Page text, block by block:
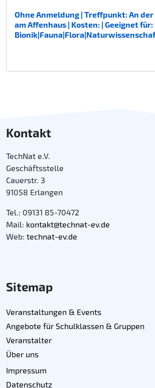
Ohne Anmeldung | Treffpunkt: An
am Affenhaus | Kosten: | Geeignet
Kontakt
TechNat e.V.
Geschäftsstelle
Cauerstr. 3
91058 Erlangen
Tel.: 09131 85-70472
Mail: kontakt@technat-ev.de
Web: technat-ev.de
Sitemap
Veranstaltungen & Events
Angebote für Schulklassen & Gruppen
Veranstalter
Über uns
Impressum
Datenschutz